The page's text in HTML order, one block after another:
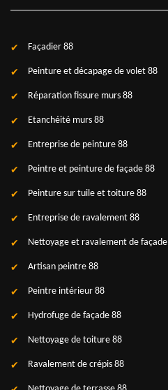
Façadier 88
Peinture et décapage de volet 88
Réparation fissure murs 88
Etanchéité murs 88
Entreprise de peinture 88
Peintre et peinture de façade 88
Peinture sur tuile et toiture 88
Entreprise de ravalement 88
Nettoyage et ravalement de
Artisan peintre 88
Peintre intérieur 88
Hydrofuge de façade 88
Nettoyage de toiture 88
Ravalement de crépis 88